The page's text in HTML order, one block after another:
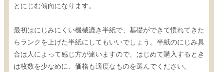
とにじむ傾向になります。
最初はにじみにくい機械漉き半紙で、基礎ができて慣れてきた
らランクを上げた半紙にしてもいいでしょう。半紙のにじみ具
合は人によって感じ方が違いますので、はじめて購入するとき
は枚数を少なめに、価格も適度なものを選んでください。